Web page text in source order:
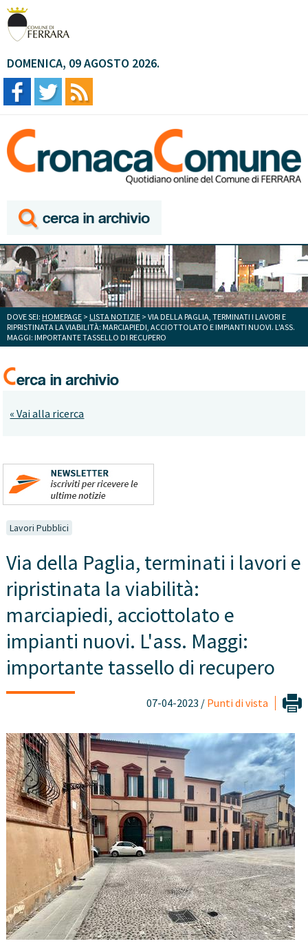
DOMENICA, 09 AGOSTO 2026.
DOVE SEI: HOMEPAGE > LISTA NOTIZIE > VIA DELLA PAGLIA, TERMINATI I LAVORI E
RIPRISTINATA LA VIABILITÀ: MARCIAPIEDI, ACCIOTTOLATO E IMPIANTI NUOVI. L'ASS.
MAGGI: IMPORTANTE TASSELLO DI RECUPERO
« Vai alla ricerca
Lavori Pubblici
Via della Paglia, terminati i lavori e
ripristinata la viabilità:
marciapiedi, acciottolato e
impianti nuovi. L'ass. Maggi:
importante tassello di recupero
07-04-2023 / Punti di vista